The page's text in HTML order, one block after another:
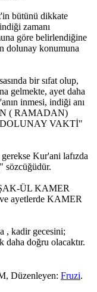
bütünü dikkate
zamanı
göre belirlendiğine
dolunay konumuna
bir sıfat olup,
gelmekte, ayet daha
inmesi, indiği anı
( RAMADAN)
VAKTİ"
Kur'ani lafızda
sözcüğüdür.
ÜL KAMER
ayetlerde KAMER
, kadir gecesini;
daha doğru olacaktır.
Düzenleyen: Fruzi.